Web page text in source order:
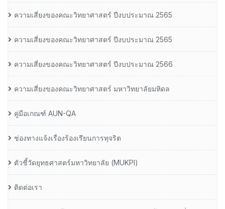
ความเสี่ยงของคณะวิทยาศาสตร์ ปีงบประมาณ 2565
ความเสี่ยงของคณะวิทยาศาสตร์ ปีงบประมาณ 2565
ความเสี่ยงของคณะวิทยาศาสตร์ ปีงบประมาณ 2566
ความเสี่ยงของคณะวิทยาศาสตร์ มหาวิทยาลัยมหิดล
คู่มือเกณฑ์ AUN-QA
ช่องทางแจ้งเรื่องร้องเรียนการทุจริต
ตัวชี้วัดยุทธศาสตร์มหาวิทยาลัย (MUKPI)
ติดต่อเรา